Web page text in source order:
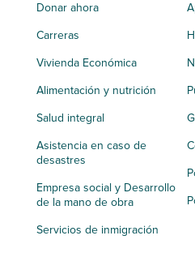
Donar ahora
Carreras
Vivienda Económica
Alimentación y nutrición
Salud integral
Asistencia en caso de
desastres
Empresa social y Desarrollo
de la mano de obra
Servicios de inmigración